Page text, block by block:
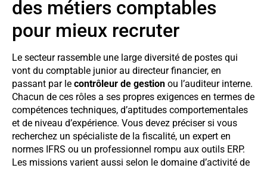
des métiers comptables
pour mieux recruter
Le secteur rassemble une large diversité de postes qui
vont du comptable junior au directeur financier, en
passant par le contrôleur de gestion ou l’auditeur interne.
Chacun de ces rôles a ses propres exigences en termes de
compétences techniques, d’aptitudes comportementales
et de niveau d’expérience. Vous devez préciser si vous
recherchez un spécialiste de la fiscalité, un expert en
normes IFRS ou un professionnel rompu aux outils ERP.
Les missions varient aussi selon le domaine d’activité de